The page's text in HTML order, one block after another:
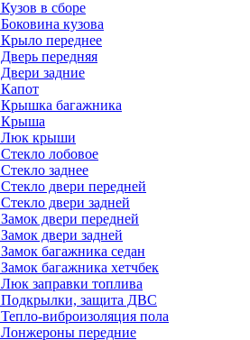
Кузов в сборе
Боковина кузова
Крыло переднее
Дверь передняя
Двери задние
Капот
Крышка багажника
Крыша
Люк крыши
Стекло лобовое
Стекло заднее
Стекло двери передней
Стекло двери задней
Замок двери передней
Замок двери задней
Замок багажника седан
Замок багажника хетчбек
Люк заправки топлива
Подкрылки, защита ДВС
Тепло-виброизоляция пола
Лонжероны передние